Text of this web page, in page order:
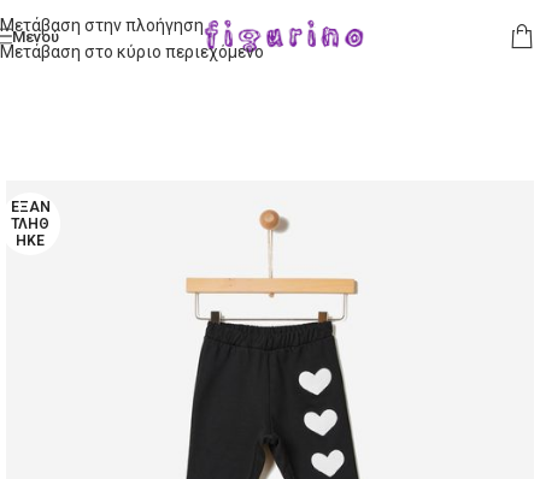
Μετάβαση στην πλοήγηση
Μετάβαση στο κύριο περιεχόμενο
Μενού
ΕΞΑΝ
ΤΛΉΘ
ΗΚΕ